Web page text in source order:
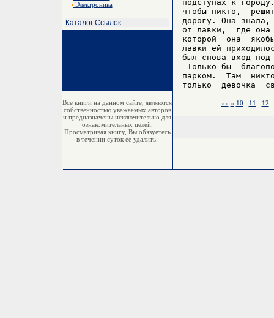
Электроника
Каталог Ссылок
Все книги на данном сайте, являются
собственностью уважаемых авторов
и предназначены исключительно для
ознакомительных целей.
Просматривая книгу, Вы обязуетесь
в течении суток ее удалить.
подступах к
чтобы никто,
дорогу. Она знала,
от лавки,  где она
которой  она
лавки ей
был снова вход
Только бы
парком.  Там
«« « 10 11 12